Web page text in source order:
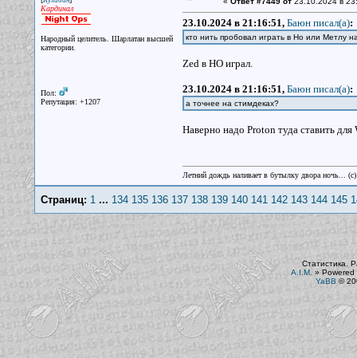
Кардинал
Народный целитель. Шарлатан высшей
категории.
Пол:
Репутация: +1207
23.10.2024 в 21:16:51, Баюн писал(a):
кто нить пробовал играть в Но или Метлу
Zed в НО играл.
23.10.2024 в 21:16:51, Баюн писал(a):
а точнее на стимдеках?
Наверно надо Proton туда ставить
Летний дождь наливает в бутылку двора ночь...
Страниц: 1... 134 135 136 137 138 139 140 141 142 143 144 145
Статистика.
A.I.M. » Powered
YaBB ©